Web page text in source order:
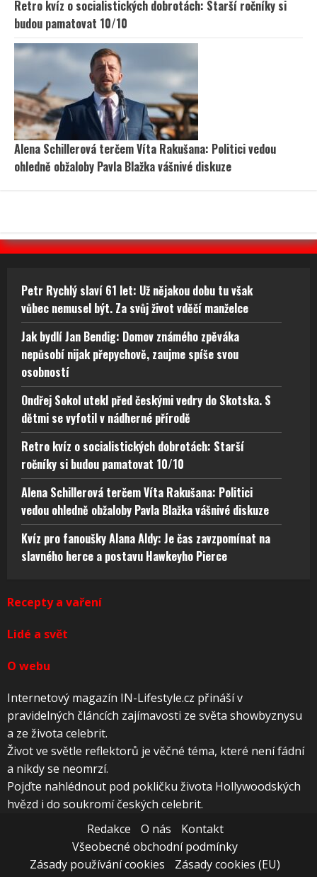
Retro kvíz o socialistických dobrotách: Starší ročníky si
budou pamatovat 10/10
Alena Schillerová terčem Víta Rakušana: Politici vedou
ohledně obžaloby Pavla Blažka vášnivé diskuze
Petr Rychlý slaví 61 let: Už nějakou dobu tu však
vůbec nemusel být. Za svůj život vděčí manželce
Jak bydlí Jan Bendig: Domov známého zpěváka
nepůsobí nijak přepychově, zaujme spíše svou
osobností
Ondřej Sokol utekl před českými vedry do Skotska. S
dětmi se vyfotil v nádherné přírodě
Retro kvíz o socialistických dobrotách: Starší
ročníky si budou pamatovat 10/10
Alena Schillerová terčem Víta Rakušana: Politici
vedou ohledně obžaloby Pavla Blažka vášnivé diskuze
Kvíz pro fanoušky Alana Aldy: Je čas zavzpomínat na
slavného herce a postavu Hawkeyho Pierce
Recepty a vaření
Lidé a svět
O webu
Internetový magazín IN-Lifestyle.cz přináší v
pravidelných článcích zajímavosti ze světa showbyznysu
a ze života celebrit.
Život ve světle reflektorů je věčné téma, které není fádní
a nikdy se neomrzí.
Pojďte nahlédnout pod pokličku života Hollywoodských
hvězd i do soukromí českých celebrit.
Redakce
O nás
Kontakt
Všeobecné obchodní podmínky
Zásady používání cookies
Zásady cookies (EU)